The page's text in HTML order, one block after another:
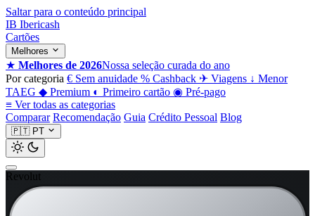
Saltar para o conteúdo principal
IB Ibericash
Cartões
Melhores
★ Melhores de 2026Nossa seleção curada do ano
Por categoria € Sem anuidade % Cashback ✈ Viagens ↓ Menor
TAEG ◆ Premium ◐ Primeiro cartão ◉ Pré-pago
≡ Ver todas as categorias
Comparar Recomendação Guia Crédito Pessoal Blog
🇵🇹 PT
Revolut